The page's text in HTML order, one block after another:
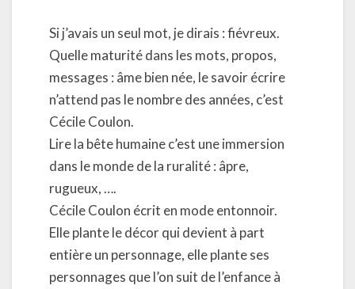
Si j’avais un seul mot, je dirais : fiévreux.
Quelle maturité dans les mots, propos,
messages : âme bien née, le savoir écrire
n’attend pas le nombre des années, c’est
Cécile Coulon.
Lire la bête humaine c’est une immersion
dans le monde de la ruralité : âpre,
rugueux, ….
Cécile Coulon écrit en mode entonnoir.
Elle plante le décor qui devient à part
entière un personnage, elle plante ses
personnages que l’on suit de l’enfance à